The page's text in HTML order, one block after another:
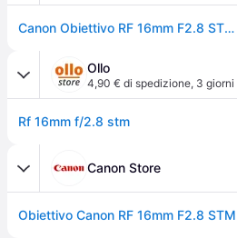
Canon Obiettivo RF 16mm F2.8 STM - Obbiettivo Fisso Full Frame con Lunghezza Focale Ultra-Grandangolare | Compatibile con Canon Sistema EOS R
Ollo
4,90 € di spedizione, 3 giorni
Rf 16mm f/2.8 stm
Canon Store
Obiettivo Canon RF 16mm F2.8 STM